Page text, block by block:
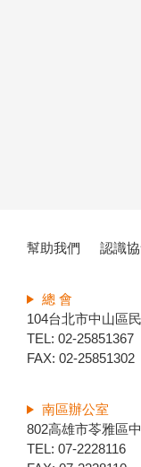
幫助我們 認識
總 會
104台北市中山區
TEL: 02-25851367
FAX: 02-25851302
南區辦公室
802高雄市苓雅區
TEL: 07-2228116